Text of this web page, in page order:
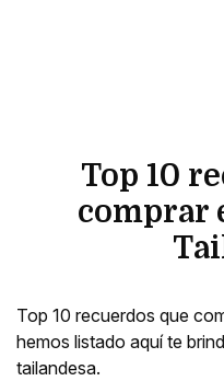
Top 10
comprar
Top 10 recuerdos que
hemos listado aquí te
tailandesa.